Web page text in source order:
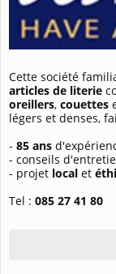
Cette société
articles de literie
oreillers, couettes
légers et denses,
- 85 ans
- conseils
- projet local et
Tel : 085 27 41 80